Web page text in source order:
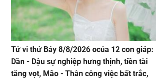
Tử vi thứ Bảy 8/8/2026 ocủa 12 con giáp:
Dần - Dậu sự nghiệp hưng thịnh, tiền tài
tăng vọt, Mão - Thân công việc bất trắc,